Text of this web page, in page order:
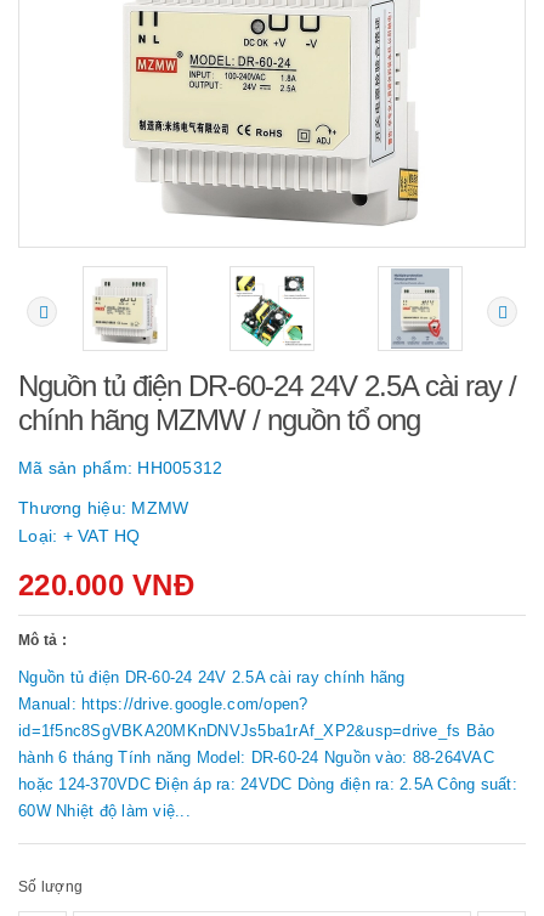
Nguồn tủ điện DR-60-24 24V 2.5A cài ray /
chính hãng MZMW / nguồn tổ ong
Mã sản phẩm: HH005312
Thương hiệu: MZMW
Loại: + VAT HQ
220.000 VNĐ
Mô tả :
Nguồn tủ điện DR-60-24 24V 2.5A cài ray chính hãng
Manual: https://drive.google.com/open?
id=1f5nc8SgVBKA20MKnDNVJs5ba1rAf_XP2&usp=drive_fs Bảo
hành 6 tháng Tính năng Model: DR-60-24 Nguồn vào: 88-264VAC
hoặc 124-370VDC Điện áp ra: 24VDC Dòng điện ra: 2.5A Công suất:
60W Nhiệt độ làm việ...
Số lượng